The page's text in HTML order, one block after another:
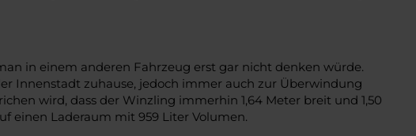
in einem anderen Fahrzeug erst gar nicht denken würde.
Innenstadt zuhause, jedoch immer auch zur Überwindung
wird, dass der Winzling immerhin 1,64 Meter breit und 1,50
einen Laderaum mit 959 Liter Volumen.